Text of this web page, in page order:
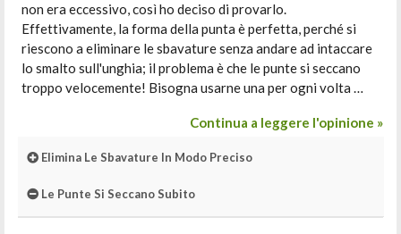
non era eccessivo, così ho deciso di provarlo.
Effettivamente, la forma della punta è perfetta, perché si
riescono a eliminare le sbavature senza andare ad intaccare
lo smalto sull'unghia; il problema è che le punte si seccano
troppo velocemente! Bisogna usarne una per ogni volta …
Continua a leggere l'opinione »
Elimina Le Sbavature In Modo Preciso
Le Punte Si Seccano Subito